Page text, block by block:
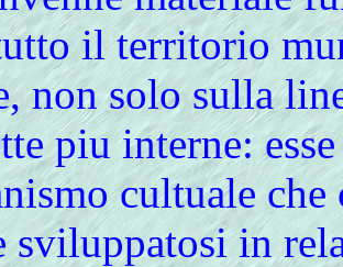
il territorio
non solo sulla
piu interne:
cultuale
sviluppatosi in